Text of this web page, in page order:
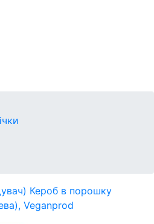
Кероб в порошку
Veganprod